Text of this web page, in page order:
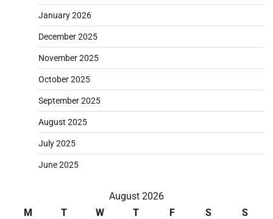
January 2026
December 2025
November 2025
October 2025
September 2025
August 2025
July 2025
June 2025
August 2026
M
T W T F S
S